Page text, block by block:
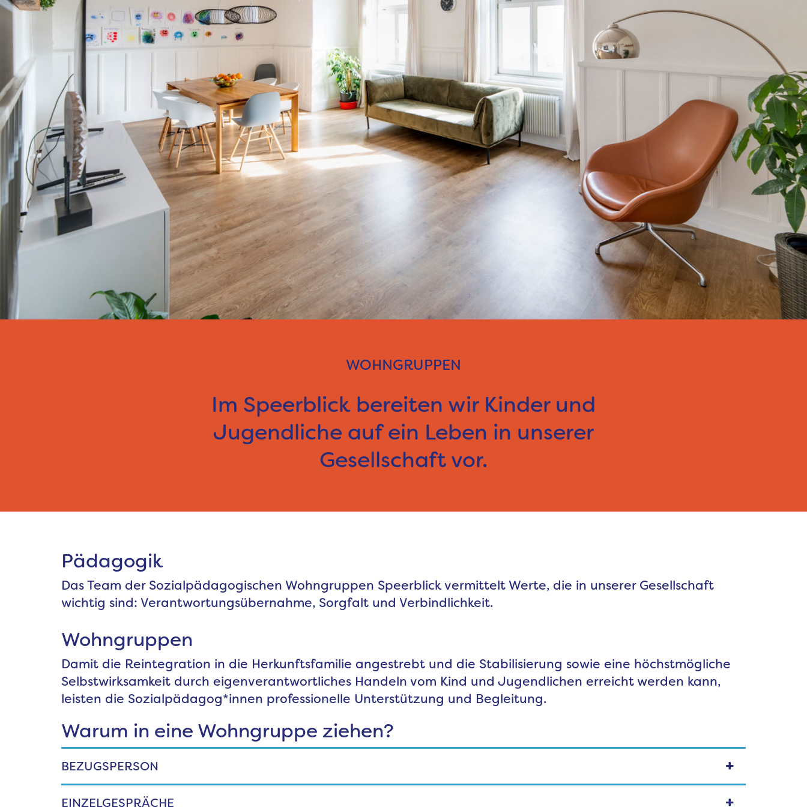
WOHNGRUPPEN
Im Speerblick bereiten wir Kinder und
Jugendliche auf ein Leben in unserer
Gesellschaft vor.
Pädagogik
Das Team der Sozialpädagogischen Wohngruppen Speerblick vermittelt Werte, die in unserer Gesellschaft
wichtig sind: Verantwortungsübernahme, Sorgfalt und Verbindlichkeit.
Wohngruppen
Damit die Reintegration in die Herkunftsfamilie angestrebt und die Stabilisierung sowie eine höchstmögliche
Selbstwirksamkeit durch eigenverantwortliches Handeln vom Kind und Jugendlichen erreicht werden kann,
leisten die Sozialpädagog*innen professionelle Unterstützung und Begleitung.
Warum in eine Wohngruppe ziehen?
BEZUGSPERSON
EINZELGESPRÄCHE